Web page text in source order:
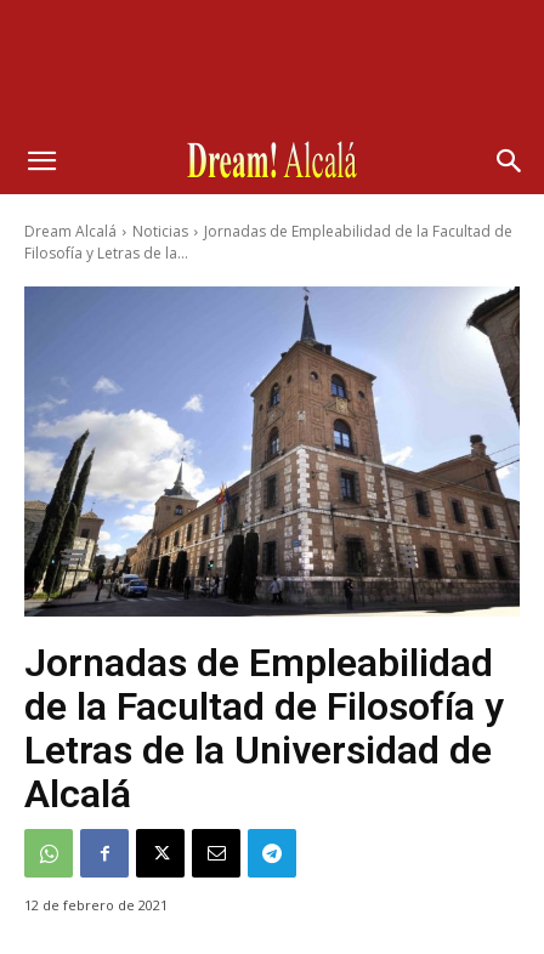
Dream Alcalá Noticias
Jornadas de Empleabilidad de la Facultad de
Filosofía y Letras de la...
Jornadas de Empleabilidad
de la Facultad de Filosofía y
Letras de la Universidad de
Alcalá
12 de febrero de 2021